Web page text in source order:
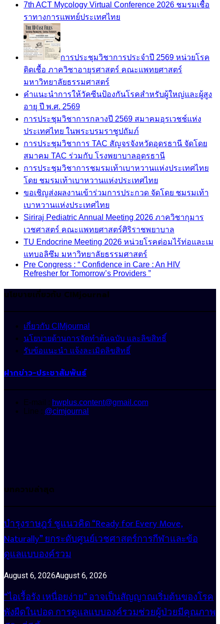
7th ACT Mycology Virtual Conference 2026 ชมรมเชื้อ
ราทางการแพทย์ประเทศไทย
การประชุมวิชาการประจำปี 2569 หน่วยโรค
ติดเชื้อ ภาควิชาอายุรศาสตร์ คณะแพทยศาสตร์
มหาวิทยาลัยธรรมศาสตร์
คำแนะนำการให้วัคซีนป้องกันโรคสำหรับผู้ใหญ่และผู้สูง
อายุ ปี พ.ศ. 2569
การประชุมวิชาการกลางปี 2569 สมาคมอุรเวชช์แห่ง
ประเทศไทย ในพระบรมราชูปถัมภ์
การประชุมวิชาการ TAC สัญจรจังหวัดอุดรธานี จัดโดย
สมาคม TAC ร่วมกับ โรงพยาบาลอุดรธานี
การประชุมวิชาการชมรมเท้าเบาหวานแห่งประเทศไทย
โดย ชมรมเท้าเบาหวานแห่งประเทศไทย
ขอเชิญส่งผลงานเข้าร่วมการประกวด จัดโดย ชมรมเท้า
เบาหวานแห่งประเทศไทย
Siriraj Pediatric Annual Meeting 2026 ภาควิชากุมาร
เวชศาสตร์ คณะแพทยศาสตร์ศิริราชพยาบาล
TU Endocrine Meeting 2026 หน่วยโรคต่อมไร้ท่อและเม
แทบอลิซึม มหาวิทยาลัยธรรมศาสตร์
Pre Congress : “ Confidence in Care : An HIV
Refresher for Tomorrow’s Providers ”
นโยบายเกี่ยวกับ CIMjournal
เกี่ยวกับ CIMjournal
นโยบายด้านการจัดทำต้นฉบับ และลิขสิทธิ์
รับข้อแนะนำ แจ้งละเมิดลิขสิทธิ์
ฝากข่าว-ประชาสัมพันธ์
E-mail : hwplus.content@gmail.com
Line : @cimjournal
บทความล่าสุด
บำรุงราษฎร์ ชูแนวคิด “Ready for Every Move,
Naturally” ยกระดับศูนย์เวชศาสตร์การกีฬาและข้อ
ดูแลแบบองค์รวม
August 6, 2026August 6, 2026
“ไอเรื้อรัง เหนื่อยง่าย” อาจเป็นสัญญาณเริ่มต้นของโรค
พังผืดในปอด การดูแลแบบองค์รวมช่วยผู้ป่วยมีคุณภาพ